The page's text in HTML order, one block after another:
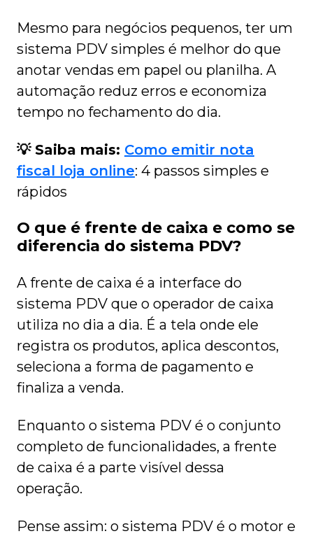
Mesmo para negócios pequenos, ter um
sistema PDV simples é melhor do que
anotar vendas em papel ou planilha. A
automação reduz erros e economiza
tempo no fechamento do dia.
💡 Saiba mais: Como emitir nota
fiscal loja online: 4 passos simples e
rápidos
O que é frente de caixa e como se
diferencia do sistema PDV?
A frente de caixa é a interface do
sistema PDV que o operador de caixa
utiliza no dia a dia. É a tela onde ele
registra os produtos, aplica descontos,
seleciona a forma de pagamento e
finaliza a venda.
Enquanto o sistema PDV é o conjunto
completo de funcionalidades, a frente
de caixa é a parte visível dessa
operação.
Pense assim: o sistema PDV é o motor e